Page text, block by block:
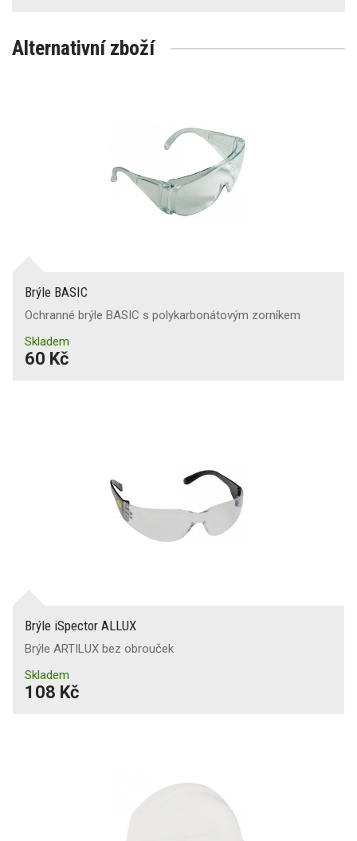
Alternativní zboží
Brýle BASIC
Ochranné brýle BASIC s polykarbonátovým zorníkem
Skladem
60 Kč
Brýle iSpector ALLUX
Brýle ARTILUX bez obrouček
Skladem
108 Kč